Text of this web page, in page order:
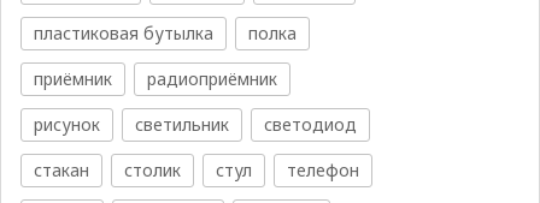
пластиковая бутылка
полка
приёмник
радиоприёмник
рисунок
светильник
светодиод
стакан
столик стул
телефон